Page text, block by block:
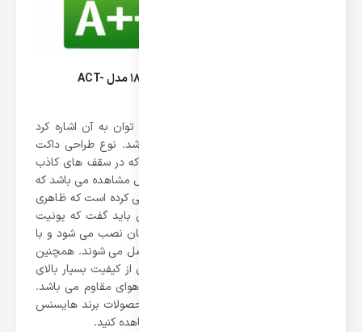
طراحی داکت اسپلیت کاستی هایسنس 18000 مدل ACT-
و اما یکی از بخش های جذابی که می توان به آن اشاره کرد
طراحی داکت اسپلیت های کاستی می باشد. نوع طراحی داکت
اسپلیت های کاستی به گونه‌ای می باشد که در سقف های کاذب
نصب می شوند و تنها یک قسمت آن قابل مشاهده می باشد که
کمپانی هایسنس آن را با رنگ سفید طراحی کرده است که ظاهری
شیک به محیط شما می بخشد. همچنین باید گفت که یونیت
خارجی این محصول نیز در بیرون ساختمان نصب می شود و با
استفاده از لوله های مسی به همدیگر متصل می شوند. همچنین
باید گفت که یونیت خارجی این محصول از کیفیت بسیار بالای
برخوردار می باشد که در هر شرایط آب و هوای مقاوم می باشد.
شما می توانید این محصول و تمامی محصولات برند هایسنس
را در وب سایت اینترنتی ایران اسپلیت مشاهده کنید.